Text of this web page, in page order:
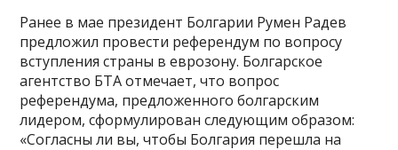
Ранее в мае президент Болгарии Румен Радев
предложил провести референдум по вопросу
вступления страны в еврозону. Болгарское
агентство БТА отмечает, что вопрос
референдума, предложенного болгарским
лидером, сформулирован следующим образом:
«Согласны ли вы, чтобы Болгария перешла на